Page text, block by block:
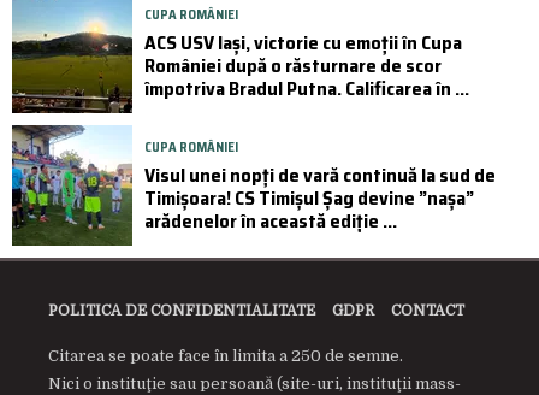
CUPA ROMÂNIEI
ACS USV Iași, victorie cu emoții în Cupa
României după o răsturnare de scor
împotriva Bradul Putna. Calificarea în ...
CUPA ROMÂNIEI
Visul unei nopți de vară continuă la sud de
Timișoara! CS Timișul Șag devine ”nașa”
arădenelor în această ediție ...
POLITICA DE CONFIDENTIALITATE GDPR CONTACT
Citarea se poate face în limita a 250 de semne.
Nici o instituţie sau persoană (site-uri, instituţii mass-